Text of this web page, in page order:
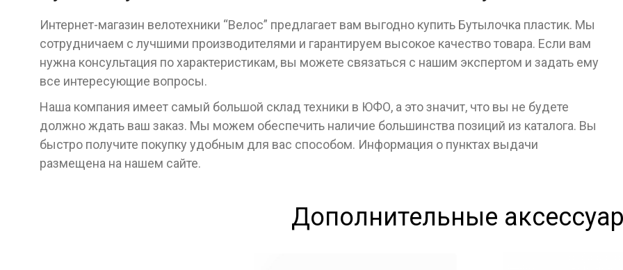
Интернет-магазин велотехники “Велос” предлагает вам выгодно купить Бутылочка пластик. Мы
сотрудничаем с лучшими производителями и гарантируем высокое качество товара. Если вам
нужна консультация по характеристикам, вы можете связаться с нашим экспертом и задать ему
все интересующие вопросы.
Наша компания имеет самый большой склад техники в ЮФО, а это значит, что вы не будете
должно ждать ваш заказ. Мы можем обеспечить наличие большинства позиций из каталога. Вы
быстро получите покупку удобным для вас способом. Информация о пунктах выдачи
размещена на нашем сайте.
Дополнительные